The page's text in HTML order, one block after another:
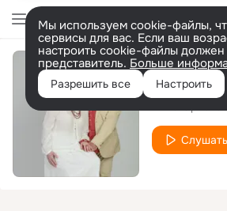
Мы используем cookie-файлы,
сервисы для вас. Если ваш
настроить cookie-файлы
представитель. Больше
Разрешить все Настроить
Слушать